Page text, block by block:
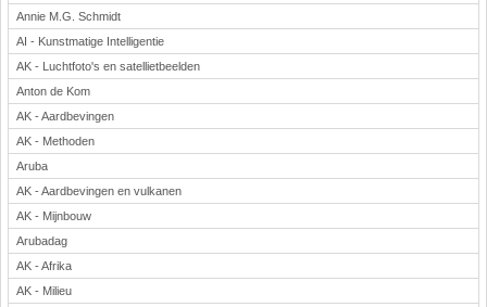
Annie M.G. Schmidt
AI - Kunstmatige Intelligentie
AK - Luchtfoto's en satellietbeelden
Anton de Kom
AK - Aardbevingen
AK - Methoden
Aruba
AK - Aardbevingen en vulkanen
AK - Mijnbouw
Arubadag
AK - Afrika
AK - Milieu